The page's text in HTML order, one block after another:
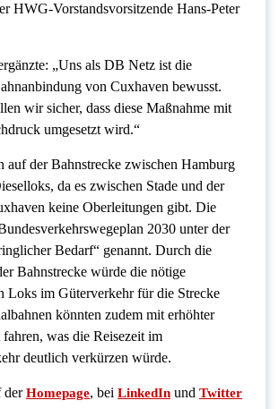
HWG-Vorstandsvorsitzende Hans-Peter
„Uns als DB Netz ist die
von Cuxhaven bewusst.
wir sicher, dass diese Maßnahme mit
umgesetzt wird.“
auf der Bahnstrecke zwischen Hamburg
da es zwischen Stade und der
keine Oberleitungen gibt. Die
2030 unter der
Bedarf“ genannt. Durch die
Bahnstrecke würde die nötige
Loks im Güterverkehr für die Strecke
könnten zudem mit erhöhter
was die Reisezeit im
deutlich verkürzen würde.
derHomepage, bei LinkedIn und Twitter